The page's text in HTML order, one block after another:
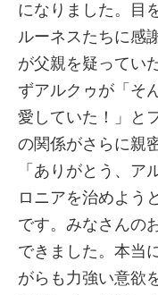
になりました。目
ルーネスたちに感
が父親を疑ってい
ずアルクゥが「そ
愛していた！」と
の関係がさらに親
「ありがとう、ア
ロニアを治めよう
です。みなさんの
できました。本当
がらも力強い意欲